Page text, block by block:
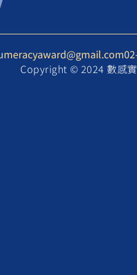
Copyright © 2024 數感